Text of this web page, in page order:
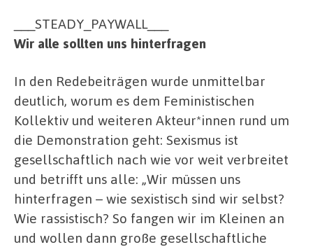
___STEADY_PAYWALL___
Wir alle sollten uns hinterfragen
In den Redebeiträgen wurde unmittelbar
deutlich, worum es dem Feministischen
Kollektiv und weiteren Akteur*innen rund um
die Demonstration geht: Sexismus ist
gesellschaftlich nach wie vor weit verbreitet
und betrifft uns alle: „Wir müssen uns
hinterfragen – wie sexistisch sind wir selbst?
Wie rassistisch? So fangen wir im Kleinen an
und wollen dann große gesellschaftliche